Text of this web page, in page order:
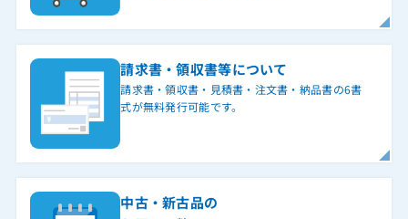
請求書・領収書等について
請求書・領収書・見積書・注文書・納品書の6書
式が無料発行可能です。
中古・新古品の